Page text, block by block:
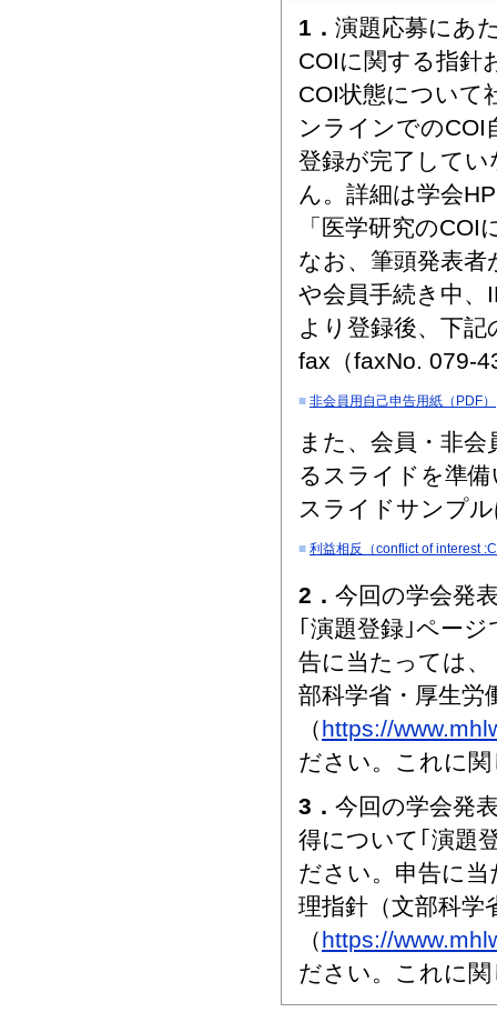
1． 演題応募にあ
COIに関する指針
COI状態について
ンラインでのCOI
登録が完了して
ん。詳細は学会
「医学研究の
なお、筆頭発表者
や会員手続き中、
より登録後、下
fax（faxNo. 079-
■ 非会員用自己申告用紙（PDF）
また、会員・非
るスライドを準
スライドサンプ
■ 利益相反（conflict of interest
2． 今回の学会発
｢演題登録｣ペー
告に当たっては、
部科学省・厚生労
（https://
ださい。これに
3． 今回の学会発
得について｢演題
ださい。申告に
理指針（文部科学
（https://
ださい。これに